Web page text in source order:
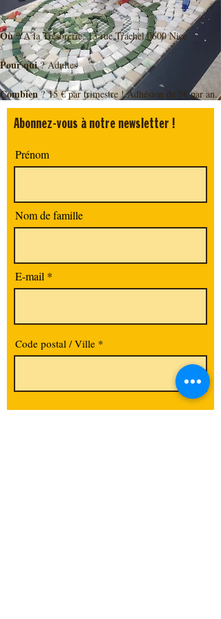
Où ? A la Trésorerie, 13 rue Trachel 0600 Nice
Pour qui ? Adultes
Combien ? 15 € par trimestre ! Adhésion de 5€ par an.
Abonnez-vous à notre newsletter !
Prénom
Nom de famille
E-mail
Code postal / Ville